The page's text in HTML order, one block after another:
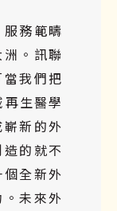
務範疇
。訊聯
我們把
生醫學
新的外
的就不
全新外
未來外